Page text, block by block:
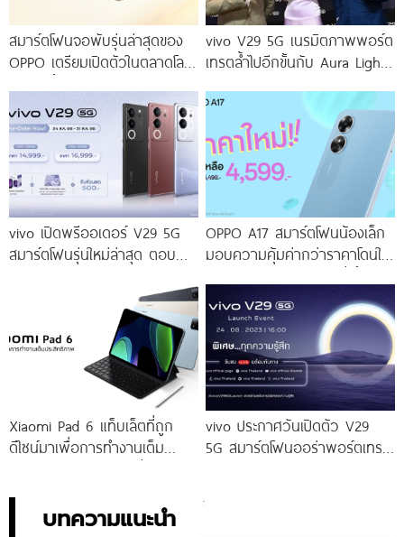
สมาร์ตโฟนจอพับรุ่นล่าสุดของ
OPPO เตรียมเปิดตัวในตลาดโลก
vivo V29 5G เนรมิตภาพพอร์ต
เทรตล้ำไปอีกขั้นกับ Aura Light
โดดเด่นด้วยสุนทรียศาสตร์แห่ง
vivo เปิดพรีออเดอร์ V29 5G
สมาร์ตโฟนรุ่นใหม่ล่าสุด ตอบ
ราคาเริ่มต้นเพียง 14,999 บาท
จัดเต็มกับโปรโมชันพิเศษก่อนใคร
OPPO A17 สมาร์ตโฟนน้องเล็ก
มอบความคุ้มค่ากว่าราคาโดนใจ
ราคาใหม่เพียง 4,599 บาท
เท่านั้น!
Xiaomi Pad 6 แท็บเล็ตที่ถูก
ดีไซน์มาเพื่อการทำงานเต็ม
vivo ประกาศวันเปิดตัว V29
5G สมาร์ตโฟนออร่าพอร์ตเทร
บทความแนะนำ